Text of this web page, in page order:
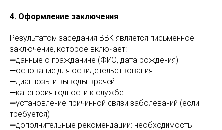
4. Оформление заключения
Результатом заседания ВВК является письменное
заключение, которое включает:
➖данные о гражданине (ФИО, дата рождения)
➖основание для освидетельствования
➖диагнозы и выводы врачей
➖категория годности к службе
➖установление причинной связи заболеваний (если
требуется)
➖дополнительные рекомендации: необходимость